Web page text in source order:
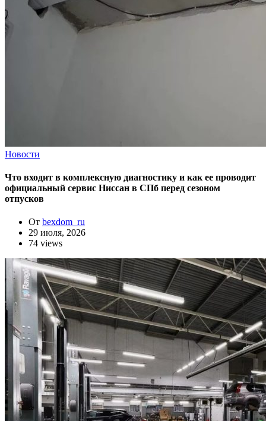
Новости
Что входит в комплексную диагностику и как ее проводит
официальный сервис Ниссан в СПб перед сезоном
отпусков
От bexdom_ru
29 июля, 2026
74 views